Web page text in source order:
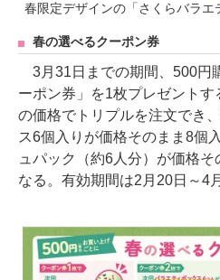
春限定デザインの「さくらバラエ
春の選べるクーポン券
3月31日までの期間、500円
ーポン券」を1枚プレゼント
の価格でトリプルを注文でき
ス6個入りが価格そのまま8個
ュパック（約6人分）が価格
なる。有効期間は2月20日～4